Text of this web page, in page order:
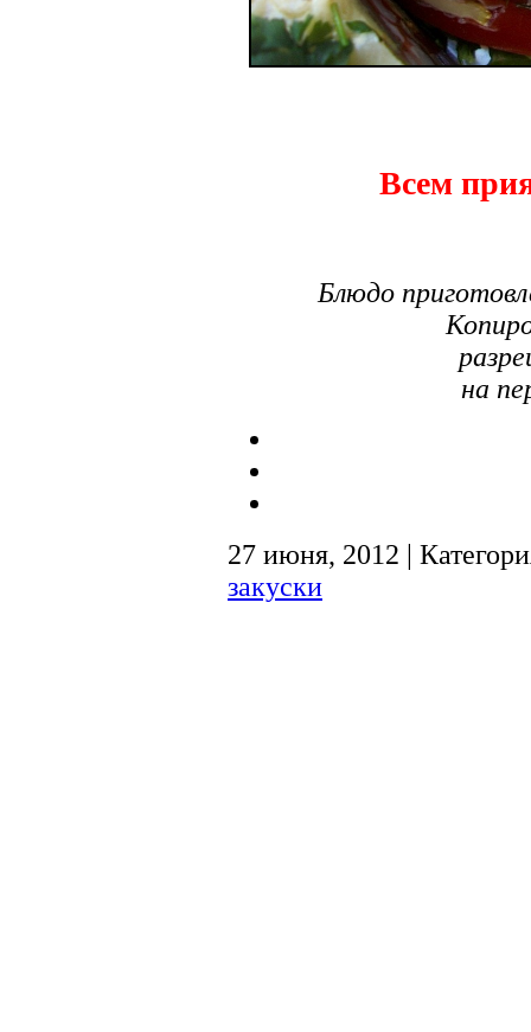
Всем
Блюдо
на
27 июня, 2012 |
закуски